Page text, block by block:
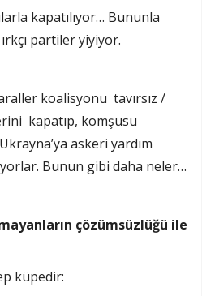
kapatılıyor… Bununla
ırkçı partiler yiyiyor.
koalisyonu tavırsız /
kapatıp, komşusu
askeri yardım
Bunun gibi daha neler…
çözümsüzlüğü ile
küpedir: